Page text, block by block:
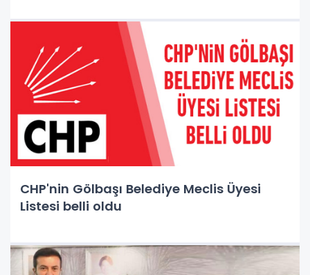
CHP'nin Gölbaşı Belediye Meclis Üyesi
Listesi belli oldu